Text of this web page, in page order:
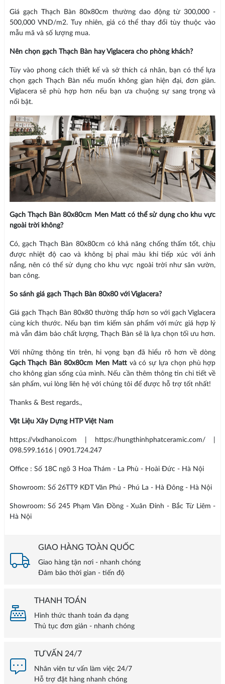
Giá gạch Thạch Bàn 80x80cm thường dao động từ 300,000 -
500,000 VND/m2. Tuy nhiên, giá có thể thay đổi tùy thuộc vào
mẫu mã và số lượng mua.
Nên chọn gạch Thạch Bàn hay Viglacera cho phòng khách?
Tùy vào phong cách thiết kế và sở thích cá nhân, bạn có thể lựa
chọn gạch Thạch Bàn nếu muốn không gian hiện đại, đơn giản.
Viglacera sẽ phù hợp hơn nếu bạn ưa chuộng sự sang trọng và
nổi bật.
Gạch Thạch Bàn 80x80cm Men Matt có thể sử dụng cho khu vực
ngoài trời không?
Có, gạch Thạch Bàn 80x80cm có khả năng chống thấm tốt, chịu
được nhiệt độ cao và không bị phai màu khi tiếp xúc với ánh
nắng, nên có thể sử dụng cho khu vực ngoài trời như sân vườn,
ban công.
So sánh giá gạch Thạch Bàn 80x80 với Viglacera?
Giá gạch Thạch Bàn 80x80 thường thấp hơn so với gạch Viglacera
cùng kích thước. Nếu bạn tìm kiếm sản phẩm với mức giá hợp lý
mà vẫn đảm bảo chất lượng, Thạch Bàn sẽ là lựa chọn tối ưu hơn.
Với những thông tin trên, hi vọng bạn đã hiểu rõ hơn về dòng
Gạch Thạch Bàn 80x80cm Men Mattvà có sự lựa chọn phù hợp
cho không gian sống của mình. Nếu cần thêm thông tin chi tiết về
sản phẩm, vui lòng liên hệ với chúng tôi để được hỗ trợ tốt nhất!
Thanks & Best regards.,
Vật Liệu Xây Dựng HTP Việt Nam
https://vlxdhanoi.com | https://hungthinhphatceramic.com/ |
098.599.1616 | 0901.724.247
Office : Số 18C ngõ 3 Hoa Thám - La Phù - Hoài Đức - Hà Nội
Showroom: Số 26TT9 KĐT Văn Phú - Phú La - Hà Đông - Hà Nội
Showroom: Số 245 Phạm Văn Đồng - Xuân Đỉnh - Bắc Từ Liêm -
Hà Nội
GIAO HÀNG TOÀN QUỐC
Giao hàng tận nơi - nhanh chóng
Đảm bảo thời gian - tiến độ
THANH TOÁN
Hình thức thanh toán đa dạng
Thủ tục đơn giản - nhanh chóng
TƯ VẤN 24/7
Nhân viên tư vấn làm việc 24/7
Hỗ trợ đặt hàng nhanh chóng